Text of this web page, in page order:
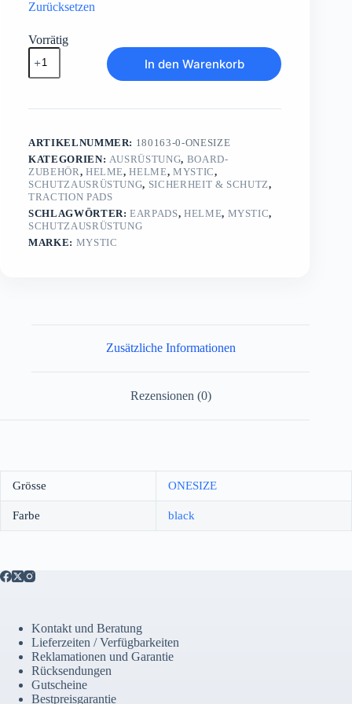
Zurücksetzen
Vorrätig
Earpads
Menge
In den Warenkorb
ARTIKELNUMMER: 180163-0-ONESIZE
KATEGORIEN: AUSRÜSTUNG, BOARD-
ZUBEHÖR, HELME,HELME, MYSTIC,
SCHUTZAUSRÜSTUNG, SICHERHEIT & SCHUTZ,
TRACTION PADS
SCHLAGWÖRTER:EARPADS, HELME, MYSTIC,
SCHUTZAUSRÜSTUNG
MARKE: MYSTIC
Zusätzliche Informationen
Rezensionen (0)
Grösse ONESIZE
Farbe black
Kontakt und Beratung
Lieferzeiten / Verfügbarkeiten
Reklamationen und Garantie
Rücksendungen
Gutscheine
Bestpreisgarantie